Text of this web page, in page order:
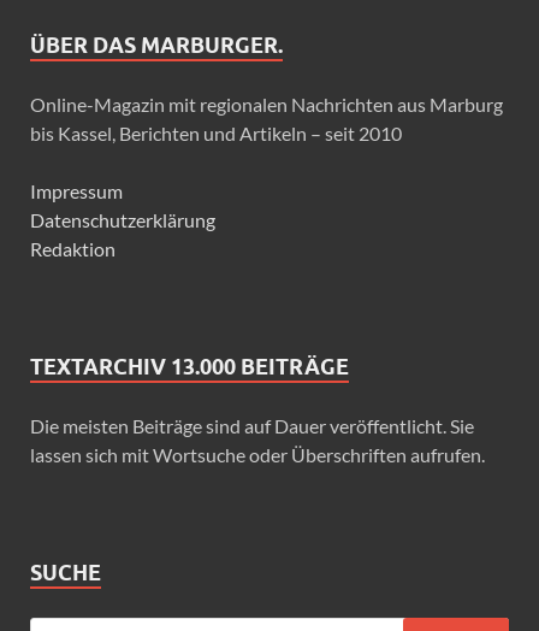
ÜBER DAS MARBURGER.
Online-Magazin mit regionalen Nachrichten aus Marburg
bis Kassel, Berichten und Artikeln – seit 2010
Impressum
Datenschutzerklärung
Redaktion
TEXTARCHIV 13.000 BEITRÄGE
Die meisten Beiträge sind auf Dauer veröffentlicht. Sie
lassen sich mit Wortsuche oder Überschriften aufrufen.
SUCHE